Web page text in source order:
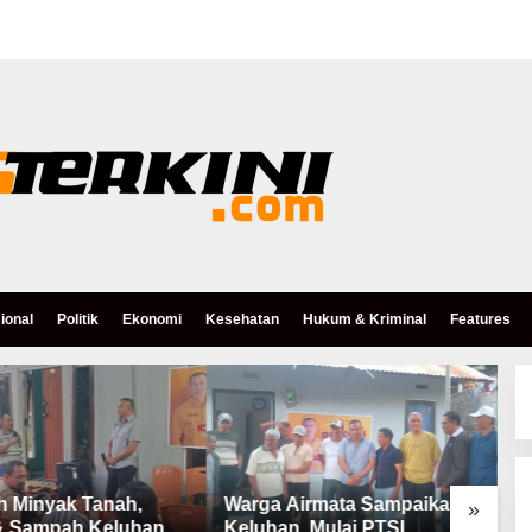
Politik Ekonomi Kesehatan Hukum & Kriminal Features
»
Minyak Tanah,
Warga Airmata Sampaikan